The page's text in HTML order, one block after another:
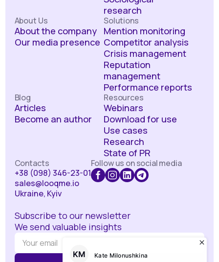
research
Solutions
Mention monitoring
Competitor analysis
Crisis management
Reputation
management
Performance reports
About Us
About the company
Our media presence
Resources
Webinars
Download for use
Use cases
Research
State of PR
Blog
Articles
Become an author
Contacts
+38 (098) 346-23-01
sales@looqme.io
Ukraine, Kyiv
Follow us on social media
Subscribe to our newsletter
We send valuable insights